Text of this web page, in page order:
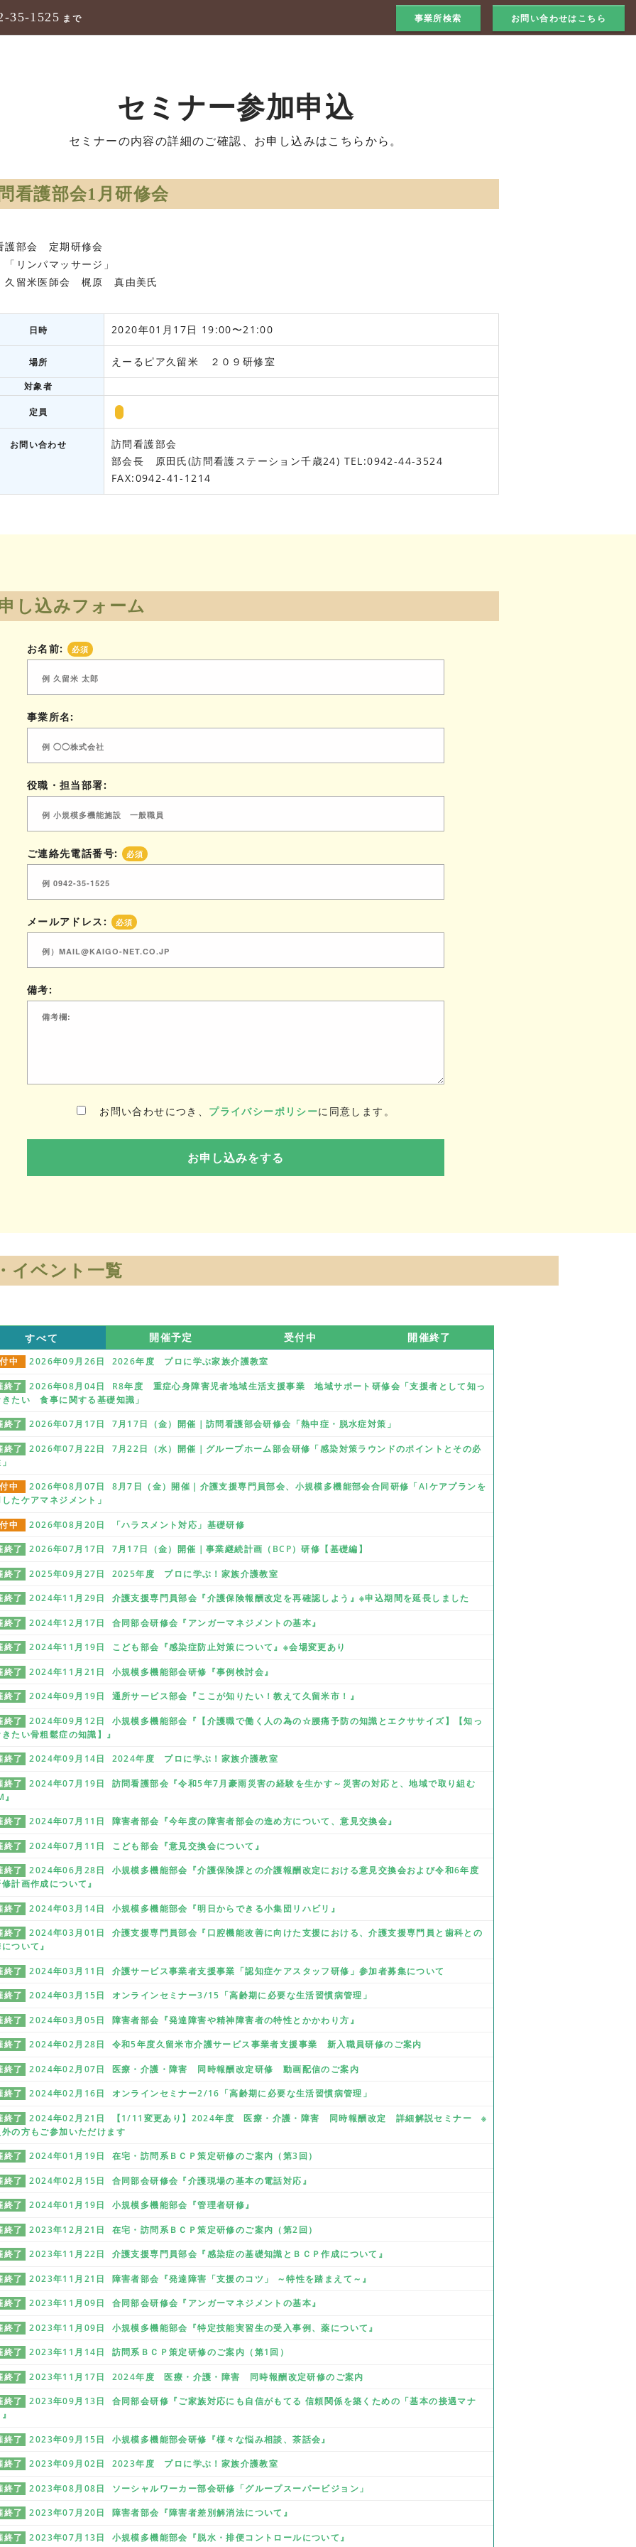
35-1525 まで 事業所検索 お問い合わせはこちら
セミナー参加申込
セミナーの内容の詳細のご確認、お申し込みはこちらから。
看護部会1月研修会
護部会 定期研修会
「リンパマッサージ」
久留米医師会 梶原 真由美氏
日時 2020年01月17日 19:00〜21:00
場所 えーるピア久留米 ２０９研修室
対象者
定員
お問い合わせ
訪問看護部会
部会長 原田氏(訪問看護ステーション千歳24) TEL:0942-44-3524
FAX:0942-41-1214
し込みフォーム
お名前: 必須
事業所名:
役職・担当部署:
ご連絡先電話番号: 必須
メールアドレス: 必須
備考:
お問い合わせにつき、 プライバシーポリシーに同意します。
イベント一覧
すべて 開催予定 受付中 開催終了
中 2026年09月26日 2026年度 プロに学ぶ家族介護教室
終了
2026年08月04日 R8年度 重症心身障害児者地域生活支援事業 地域サポート研修会「支援者として知っ
きたい 食事に関する基礎知識」
終了 2026年07月17日 7月17日（金）開催｜訪問看護部会研修会「熱中症・脱水症対策」
終了
2026年07月22日 7月22日（水）開催｜グループホーム部会研修「感染対策ラウンドのポイントとその必
中
2026年08月07日 8月7日（金）開催｜介護支援専門員部会、小規模多機能部会合同研修「AIケアプランを
たケアマネジメント」
中 2026年08月20日 「ハラスメント対応」基礎研修
終了 2026年07月17日 7月17日（金）開催｜事業継続計画（BCP）研修【基礎編】
終了 2025年09月27日 2025年度 プロに学ぶ！家族介護教室
終了 2024年11月29日 介護支援専門員部会『介護保険報酬改定を再確認しよう』※申込期間を延長しました
終了 2024年12月17日 合同部会研修会『アンガーマネジメントの基本』
終了 2024年11月19日 こども部会『感染症防止対策について』※会場変更あり
終了 2024年11月21日 小規模多機能部会研修『事例検討会』
終了 2024年09月19日 通所サービス部会『ここが知りたい！教えて久留米市！』
終了
2024年09月12日 小規模多機能部会『【介護職で働く人の為の☆腰痛予防の知識とエクササイズ】【知っ
たい骨粗鬆症の知識】』
終了 2024年09月14日 2024年度 プロに学ぶ！家族介護教室
終了
2024年07月19日 訪問看護部会『令和5年7月豪雨災害の経験を生かす～災害の対応と、地域で取り組む
終了 2024年07月11日 障害者部会『今年度の障害者部会の進め方について、意見交換会』
終了 2024年07月11日 こども部会『意見交換会について』
終了
2024年06月28日 小規模多機能部会『介護保険課との介護報酬改定における意見交換会および令和6年度
計画作成について』
終了 2024年03月14日 小規模多機能部会『明日からできる小集団リハビリ』
終了
2024年03月01日 介護支援専門員部会『口腔機能改善に向けた支援における、介護支援専門員と歯科との
ついて』
終了 2024年03月11日 介護サービス事業者支援事業「認知症ケアスタッフ研修」参加者募集について
終了 2024年03月15日 オンラインセミナー3/15「高齢期に必要な生活習慣病管理」
終了 2024年03月05日 障害者部会『発達障害や精神障害者の特性とかかわり方』
終了 2024年02月28日 令和5年度久留米市介護サービス事業者支援事業 新入職員研修のご案内
終了 2024年02月07日 医療・介護・障害 同時報酬改定研修 動画配信のご案内
終了 2024年02月16日 オンラインセミナー2/16「高齢期に必要な生活習慣病管理」
終了
2024年02月21日 【1/11変更あり】2024年度 医療・介護・障害 同時報酬改定 詳細解説セミナー ※
の方もご参加いただけます
終了 2024年01月19日 在宅・訪問系ＢＣＰ策定研修のご案内（第3回）
終了 2024年02月15日 合同部会研修会『介護現場の基本の電話対応』
終了 2024年01月19日 小規模多機能部会『管理者研修』
終了 2023年12月21日 在宅・訪問系ＢＣＰ策定研修のご案内（第2回）
終了 2023年11月22日 介護支援専門員部会『感染症の基礎知識とＢＣＰ作成について』
終了 2023年11月21日 障害者部会『発達障害「支援のコツ」 ～特性を踏まえて～』
終了 2023年11月09日 合同部会研修会『アンガーマネジメントの基本』
終了 2023年11月09日 小規模多機能部会『特定技能実習生の受入事例、薬について』
終了 2023年11月14日 訪問系ＢＣＰ策定研修のご案内（第1回）
終了 2023年11月17日 2024年度 医療・介護・障害 同時報酬改定研修のご案内
終了
2023年09月13日 合同部会研修『ご家族対応にも自信がもてる 信頼関係を築くための「基本の接遇マナ
終了 2023年09月15日 小規模多機能部会研修『様々な悩み相談、茶話会』
終了 2023年09月02日 2023年度 プロに学ぶ！家族介護教室
終了 2023年08月08日 ソーシャルワーカー部会研修「グループスーパービジョン」
終了 2023年07月20日 障害者部会『障害者差別解消法について』
終了 2023年07月13日 小規模多機能部会『脱水・排便コントロールについて』